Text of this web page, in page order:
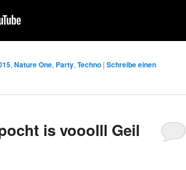
, Nature One, Party, Techno | Schreibe einen
is vooolll Geil